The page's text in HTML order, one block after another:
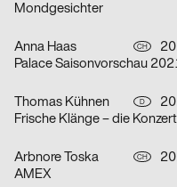
Mondgesichter
Anna Haas CH
Thomas Kühnen D
Arbnore Toska CH
AMEX